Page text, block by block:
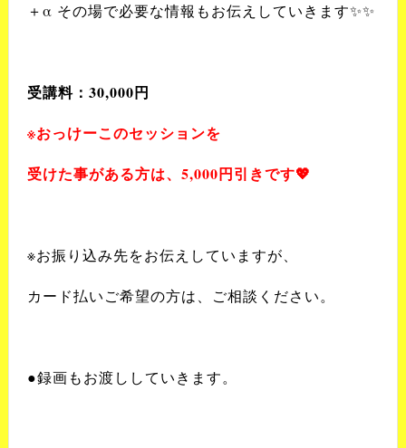
＋α その場で必要な情報もお伝えしていきます✨✨
受講料： 30,000円
※おっけーこのセッションを
受けた事がある方は、 5,000円引きです💖
※お振り込み先をお伝えしていますが、
カード払いご希望の方は、ご相談ください。
●録画もお渡ししていきます。